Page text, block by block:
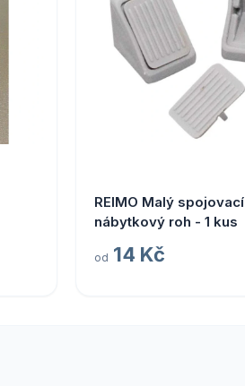
REIMO Malý spojovací
nábytkový roh - 1 kus
od 14 Kč